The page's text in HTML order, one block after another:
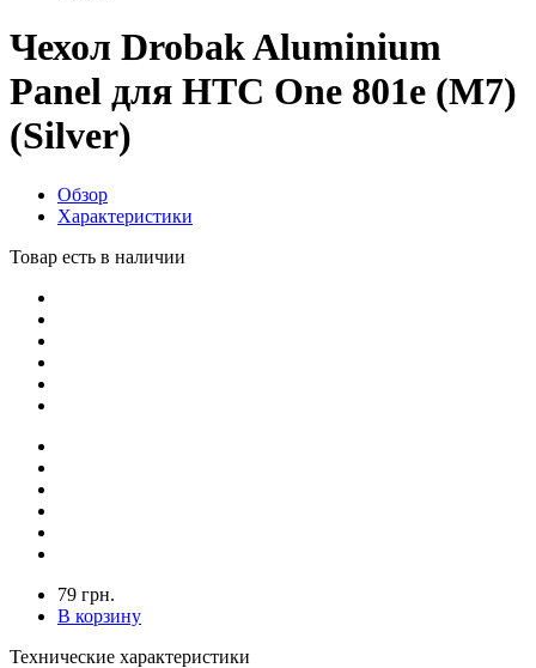
Чехол Drobak Aluminium
Panel для HTC One 801e (M7)
(Silver)
Обзор
Характеристики
Товар есть в наличии
79 грн.
В корзину
Технические характеристики